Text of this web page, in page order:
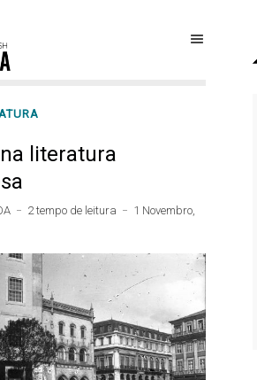
literatura
2 tempo de leitura
1 Novembro,